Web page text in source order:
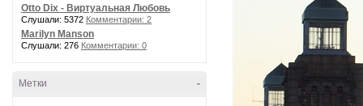
Otto Dix - Виртуальная Любовь
Слушали: 5372 Комментарии: 2
Marilyn Manson
Слушали: 276 Комментарии: 0
-
Метки